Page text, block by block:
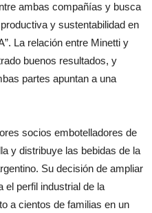
ambas compañías y busca
y sustentabilidad en
La relación entre Minetti y
buenos resultados, y
partes apuntan a una
socios embotelladores de
y distribuye las bebidas de la
Su decisión de ampliar
el perfil industrial de la
a cientos de familias en un